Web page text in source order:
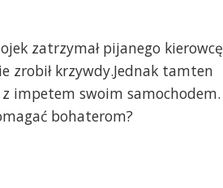
zatrzymał pijanego kierowcę
zrobił krzywdy.Jednak tamten
z impetem swoim samochodem.
bohaterom?